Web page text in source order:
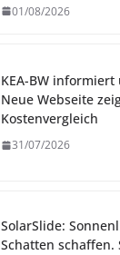
01/08/2026
KEA-BW
Neue Webseite
Kostenvergleich
31/07/2026
SolarSlide:
Schatten schaffen.